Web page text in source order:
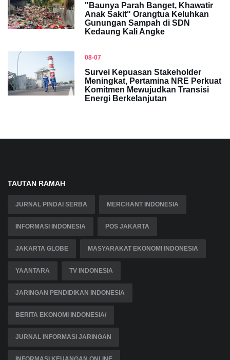
"Baunya Parah Banget, Khawatir
Anak Sakit" Orangtua Keluhkan
Gunungan Sampah di SDN
Kedaung Kali Angke
08-07
Survei Kepuasan Stakeholder
Meningkat, Pertamina NRE Perkuat
Komitmen Mewujudkan Transisi
Energi Berkelanjutan
TAUTAN RAMAH
JURNAL PINDAI SERBA MERCHANT INDONESIA
INFORMASI INDONESIA POS JAKARTA
JAKARTA GLOBE MASYARAKAT EKONOMI INDONESIA
YAANTARA TV INDONESIA
JARINGAN PENDIDIKAN INDONESIA
BERITA EKONOMI INDONESIA/
JURNAL INFORMASI JARINGAN